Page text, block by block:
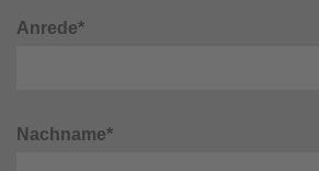
Anrede*
Nachname*